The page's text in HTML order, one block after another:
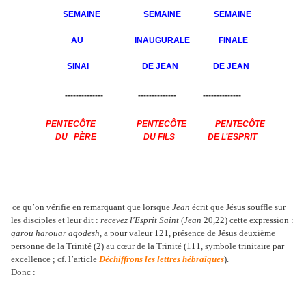
SEMAINE SEMAINE SEMAINE
AU INAUGURALE FINALE
SINAÏ DE JEAN DE JEAN
-------------- -------------- --------------
PENTECÔTE PENTECÔTE
PENTECÔTE
DU
PÈRE DU FILS DE L’ESPRIT
cce qu’on vérifie en remarquant que lorsque Jean écrit que Jésus souffle sur
les disciples et leur dit : recevez l'Esprit Saint (Jean 20,22) cette expression :
qarou harouar aqodesh, a pour valeur 121, présence de Jésus deuxième
personne de la Trinité (2) au cœur de la Trinité (111, symbole trinitaire par
excellence ; cf. l’article Déchiffrons les lettres hébraïques).
Donc :